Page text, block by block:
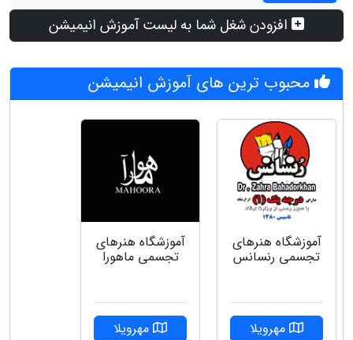
افزودن شغل شما به لیست آموزش انیمیشن
محبوب ترین های آموزش انیمیشن
آموزشگاه هنرهای
تجسمی رنسانس
مهرویلا
آموزشگاه هنرهای
تجسمی ماهورا
مهرویلا